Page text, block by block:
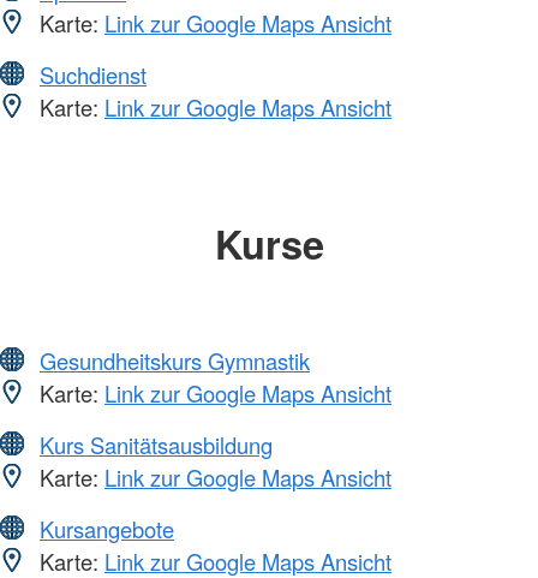
Karte: Link zur Google Maps Ansicht
Suchdienst
Karte: Link zur Google Maps Ansicht
Kurse
Gesundheitskurs Gymnastik
Karte: Link zur Google Maps Ansicht
Kurs Sanitätsausbildung
Karte: Link zur Google Maps Ansicht
Kursangebote
Karte: Link zur Google Maps Ansicht